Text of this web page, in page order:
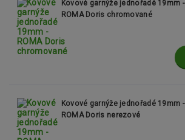
Kovové garnýže jednořadé 19mm -
ROMA Doris chromované
Kovové garnýže jednořadé 19mm -
ROMA Doris nerezové